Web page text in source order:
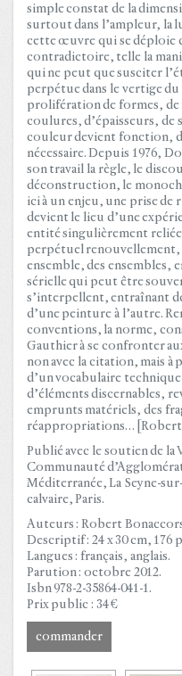
simple constat de la
surtout dans l’ampleur, la
cette œuvre qui se déploie
contradictoire, telle la
qui ne peut que susciter
perpétue dans le vertige
prolifération de formes, de
coulures, d’épaisseurs,
couleur devient fonction,
nécessaire. Depuis 1976,
son travail la règle, le
déconstruction, le
ici à un enjeu, une prise de
devient le lieu d’une
entité singulièrement reliée
perpétuel renouvellement,
ensemble, des ensembles,
sérielle qui peut être
s’interpellent, entraînant
d’une peinture à l’autre.
conventions, la norme,
Gauthier à se confronter
non avec la citation, mais à
d’un vocabulaire
d’éléments discernables,
emprunts matériels, des
réappropriations… [Robert
Publié avec le soutien de la
Communauté
Méditerranée, La Seyne-
calvaire, Paris.
Auteurs : Robert
Descriptif : 24 x 30 cm, 176
Langues : français, anglais.
Parution : octobre 2012.
Isbn 978-2-35864-041-1.
Prix public : 34 €
commander